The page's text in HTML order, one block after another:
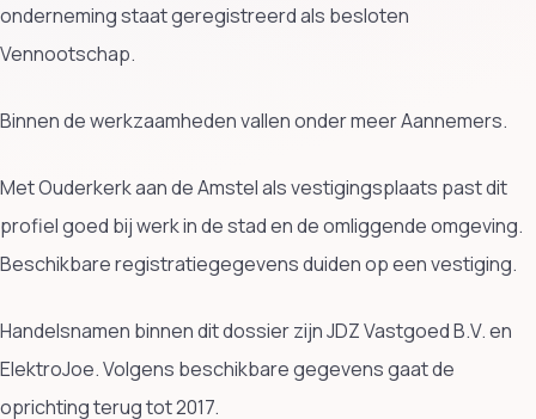
onderneming staat geregistreerd als besloten
Vennootschap.
Binnen de werkzaamheden vallen onder meer Aannemers.
Met Ouderkerk aan de Amstel als vestigingsplaats past dit
profiel goed bij werk in de stad en de omliggende omgeving.
Beschikbare registratiegegevens duiden op een vestiging.
Handelsnamen binnen dit dossier zijn JDZ Vastgoed B.V. en
ElektroJoe. Volgens beschikbare gegevens gaat de
oprichting terug tot 2017.